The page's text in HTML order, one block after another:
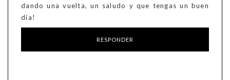
dando una vuelta, un saludo y que tengas un buen
día!
RESPONDER